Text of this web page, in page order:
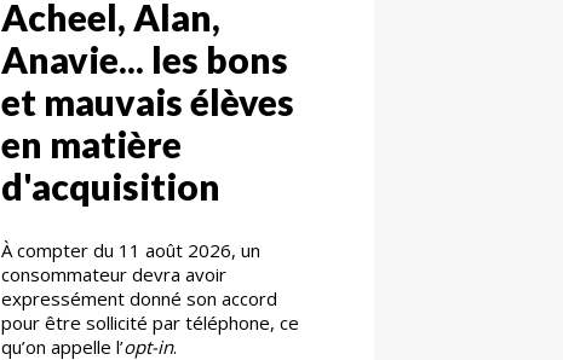
Acheel, Alan,
Anavie... les bons
et mauvais élèves
en matière
d'acquisition
À compter du 11 août 2026, un
consommateur devra avoir
expressément donné son accord
pour être sollicité par téléphone, ce
qu’on appelle l’opt-in.